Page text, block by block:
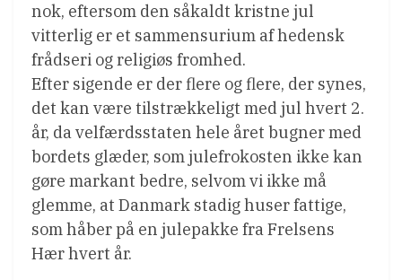
nok, eftersom den såkaldt kristne jul
vitterlig er et sammensurium af hedensk
frådseri og religiøs fromhed.
Efter sigende er der flere og flere, der synes,
det kan være tilstrækkeligt med jul hvert 2.
år, da velfærdsstaten hele året bugner med
bordets glæder, som julefrokosten ikke kan
gøre markant bedre, selvom vi ikke må
glemme, at Danmark stadig huser fattige,
som håber på en julepakke fra Frelsens
Hær hvert år.